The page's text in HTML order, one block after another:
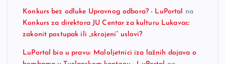
Konkurs bez odluke Upravnog odbora? - LuPortal na
Konkurs za direktora JU Centar za kulturu Lukavac:
zakonit postupak ili „skrojeni“ uslovi?
LuPortal bio u pravu: Maloljetnici iza lažnih dojava o